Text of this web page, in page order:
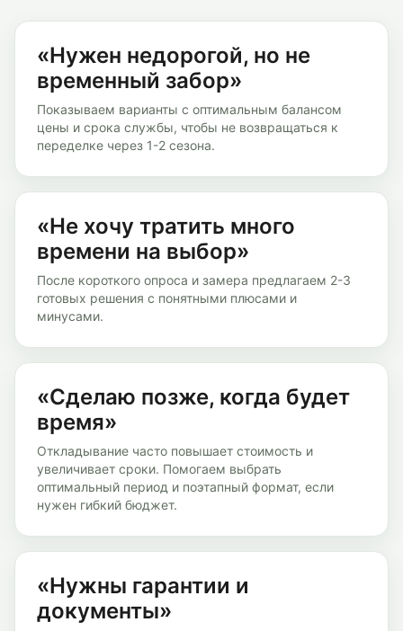
«Нужен недорогой, но не
временный забор»
Показываем варианты с оптимальным балансом
цены и срока службы, чтобы не возвращаться к
переделке через 1-2 сезона.
«Не хочу тратить много
времени на выбор»
После короткого опроса и замера предлагаем 2-3
готовых решения с понятными плюсами и
минусами.
«Сделаю позже, когда будет
время»
Откладывание часто повышает стоимость и
увеличивает сроки. Помогаем выбрать
оптимальный период и поэтапный формат, если
нужен гибкий бюджет.
«Нужны гарантии и
документы»